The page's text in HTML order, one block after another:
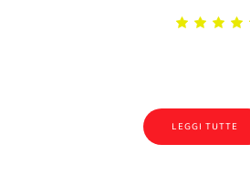
LEGGI TUTTE